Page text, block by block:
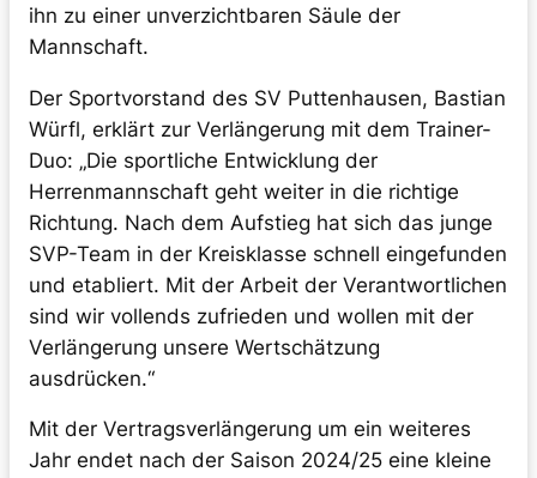
ihn zu einer unverzichtbaren Säule der
Mannschaft.
Der Sportvorstand des SV Puttenhausen, Bastian
Würfl, erklärt zur Verlängerung mit dem Trainer-
Duo: „Die sportliche Entwicklung der
Herrenmannschaft geht weiter in die richtige
Richtung. Nach dem Aufstieg hat sich das junge
SVP-Team in der Kreisklasse schnell eingefunden
und etabliert. Mit der Arbeit der Verantwortlichen
sind wir vollends zufrieden und wollen mit der
Verlängerung unsere Wertschätzung
ausdrücken.“
Mit der Vertragsverlängerung um ein weiteres
Jahr endet nach der Saison 2024/25 eine kleine